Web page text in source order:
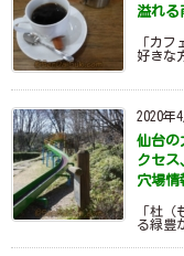
溢れる
「カ
好きな
2020年
仙台の
クセス
穴場情
「杜
る緑豊